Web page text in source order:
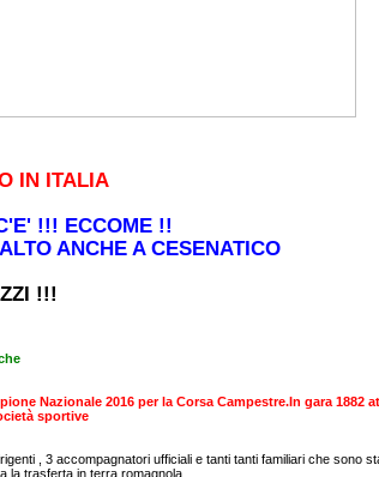
IN ITALIA
!!! ECCOME !!
ANCHE A CESENATICO
!!!
Nazionale 2016 per la Corsa Campestre.In gara 1882
sportive
, 3 accompagnatori ufficiali e tanti tanti familiari che sono
la trasferta in terra romagnola.